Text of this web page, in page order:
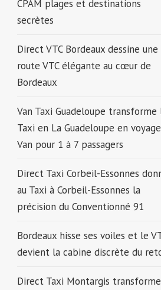
CPAM plages et destinations
secrètes
Direct VTC Bordeaux dessine une
route VTC élégante au cœur de
Bordeaux
Van Taxi Guadeloupe transforme
Taxi en La Guadeloupe en voyage
Van pour 1 à 7 passagers
Direct Taxi Corbeil-Essonnes
au Taxi à Corbeil-Essonnes la
précision du Conventionné 91
Bordeaux hisse ses voiles et le
devient la cabine discrète du
Direct Taxi Montargis transforme